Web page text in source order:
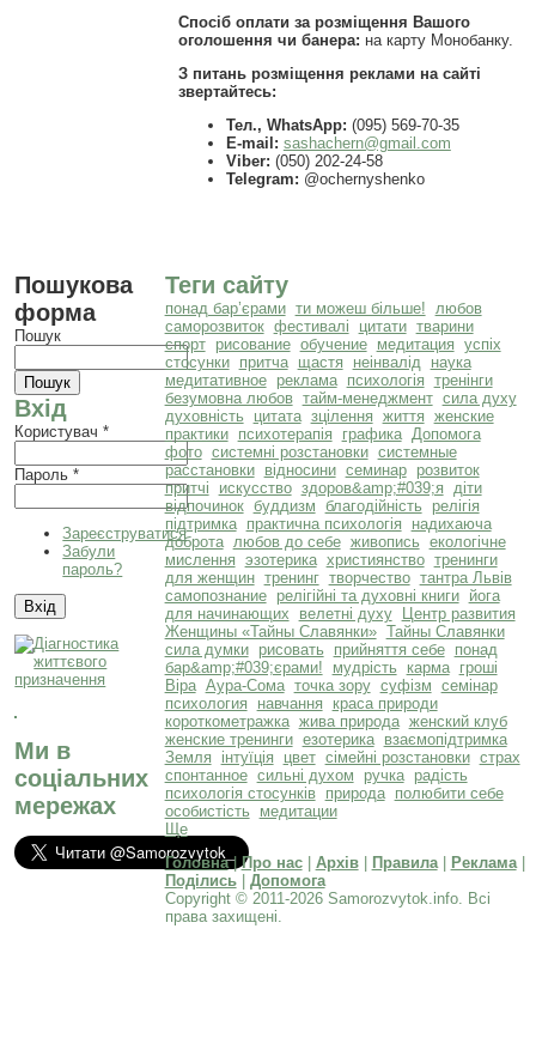
Спосіб оплати за розміщення Вашого
оголошення чи банера: на карту Монобанку.
З питань розміщення реклами на сайті
звертайтесь:
Тел., WhatsApp: (095) 569-70-35
E-mail: sashachern@gmail.com
Viber: (050) 202-24-58
Telegram: @ochernyshenko
Пошукова
форма
Пошук
Вхід
Користувач*
Пароль*
Зареєструватися
Забули
пароль?
Ми в
соціальних
мережах
Теги сайту
понад бар’єрами ти можеш більше!
любов
саморозвиток фестивалі цитати тварини
спорт
рисование обучение медитация успіх
стосунки
притча щастя неінвалід
наука
медитативное
реклама психологія тренінги
безумовна любов тайм-менеджмент сила духу
духовність
цитата зцілення життя женские
практики
психотерапія графика
Допомога
фото системні розстановки системные
расстановки
відносини семинар
розвиток
притчі
искусство здоров&amp;#039;я
діти
відпочинок буддизм благодійність
релігія
підтримка
практична психологія
надихаюча
доброта
любов до себе живопись екологічне
мислення эзотерика християнство тренинги
для женщин тренинг творчество тантра Львів
самопознание
релігійні та духовні книги
йога
для начинающих
велетні духу
Центр развития
Женщины «Тайны Славянки» Тайны Славянки
сила думки
рисовать прийняття себе
понад
бар&amp;#039;єрами!
мудрість карма
гроші
Віра Аура-Сома точка зору суфізм семінар
психология
навчання
краса природи
короткометражка жива природа женский клуб
женские тренинги езотерика
взаємопідтримка
Земля
інтуїція цвет сімейні розстановки страх
спонтанное сильні духом ручка
радість
психологія стосунків
природа
полюбити себе
особистість
медитации
Ще
Головна|Про нас| Архів| Правила| Реклама|
Поділись| Допомога
Copyright © 2011-2026 Samorozvytok.info. Всі
права захищені.